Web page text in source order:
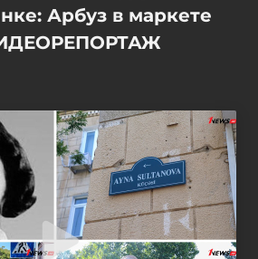
Арбуз в маркете